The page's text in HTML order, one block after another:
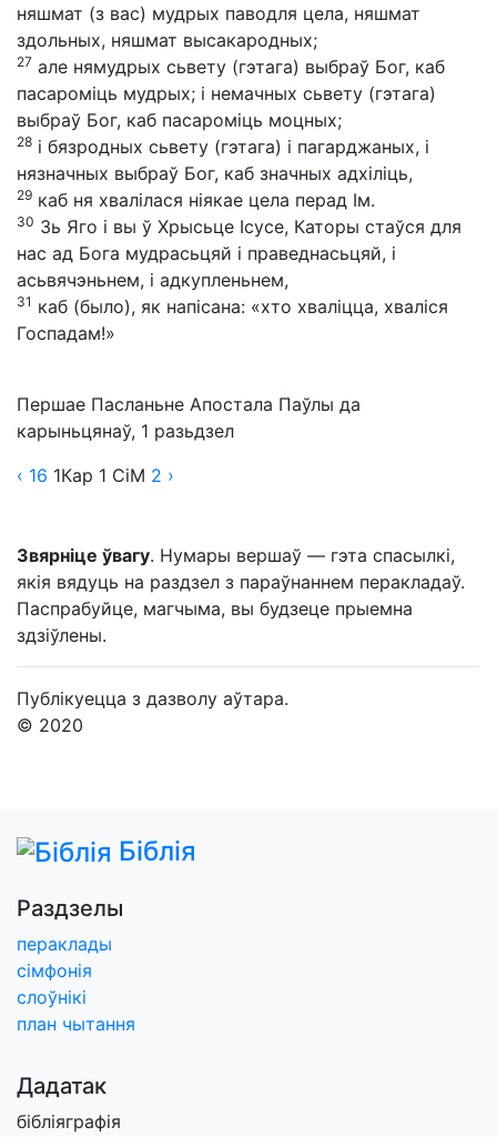
няшмат (з вас) мудрых паводля цела, няшмат
здольных, няшмат высакародных;
27 але нямудрых сьвету (гэтага) выбраў Бог, каб
пасароміць мудрых; і немачных сьвету (гэтага)
выбраў Бог, каб пасароміць моцных;
28 і бязродных сьвету (гэтага) і пагарджаных, і
нязначных выбраў Бог, каб значных адхіліць,
29 каб ня хвалілася ніякае цела перад Ім.
30 Зь Яго і вы ў Хрысьце Ісусе, Каторы стаўся для
нас ад Бога мудрасьцяй і праведнасьцяй, і
асьвячэньнем, і адкупленьнем,
31 каб (было), як напісана: «хто хваліцца, хваліся
Госпадам!»
Першае Пасланьне Апостала Паўлы да
карыньцянаў, 1 разьдзел
‹ 16 1Кар 1 СіМ 2 ›
Звярніце ўвагу. Нумары вершаў — гэта спасылкі,
якія вядуць на раздзел з параўнаннем перакладаў.
Паспрабуйце, магчыма, вы будзеце прыемна
здзіўлены.
Публікуецца з дазволу аўтара.
© 2020
Біблія
Раздзелы
пераклады
сімфонія
слоўнікі
план чытання
Дадатак
бібліяграфія